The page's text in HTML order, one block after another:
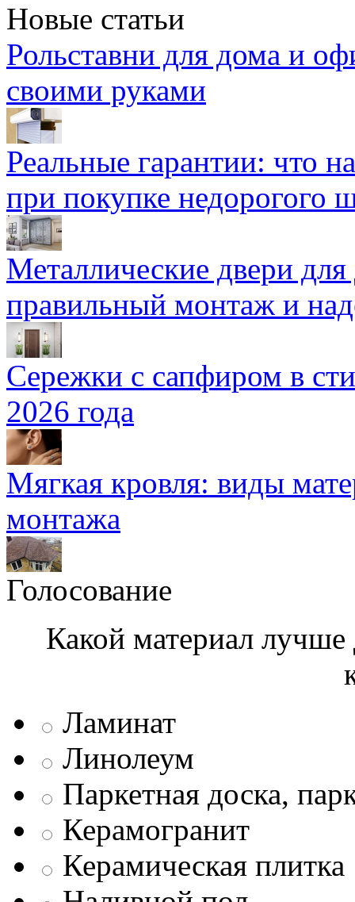
Новые статьи
Рольставни для дома и
своими руками
Реальные гарантии: что
при покупке недорогого
Металлические двери
правильный монтаж и
Сережки с сапфиром в
2026 года
Мягкая кровля: виды
монтажа
Голосование
Какой материал
Ламинат
Линолеум
Паркетная доска,
Керамогранит
Керамическая плитка